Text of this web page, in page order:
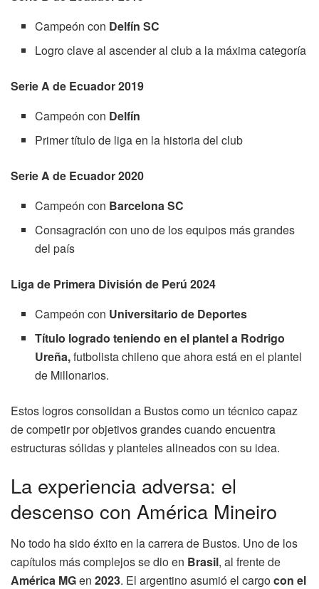
Campeón con Delfín SC
Logro clave al ascender al club a la máxima categoría
Serie A de Ecuador 2019
Campeón con Delfín
Primer título de liga en la historia del club
Serie A de Ecuador 2020
Campeón con Barcelona SC
Consagración con uno de los equipos más grandes
del país
Liga de Primera División de Perú 2024
Campeón con Universitario de Deportes
Título logrado teniendo en el plantel a Rodrigo
Ureña,futbolista chileno que ahora está en el plantel
de Millonarios.
Estos logros consolidan a Bustos como un técnico capaz
de competir por objetivos grandes cuando encuentra
estructuras sólidas y planteles alineados con su idea.
La experiencia adversa: el
descenso con América Mineiro
No todo ha sido éxito en la carrera de Bustos. Uno de los
capítulos más complejos se dio en Brasil, al frente de
América MGen 2023. El argentino asumió el cargocon el